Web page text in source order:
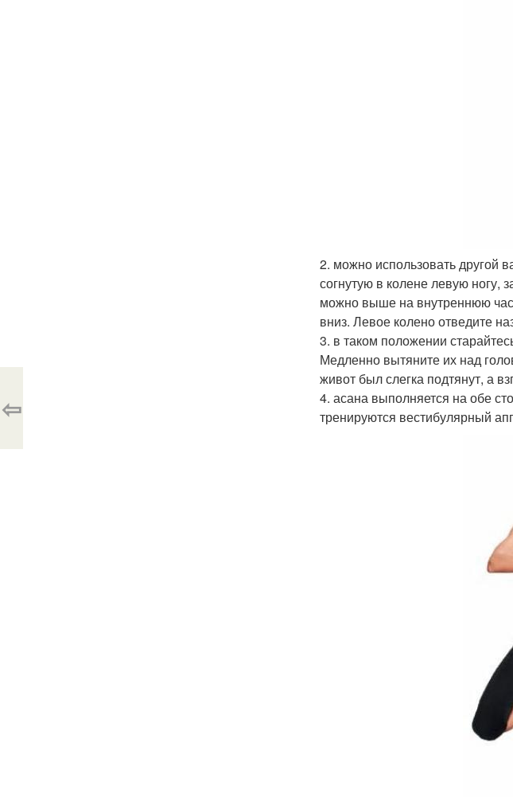
2. можно использовать другой
согнутую в колене левую ногу,
можно выше на внутреннюю
вниз. Левое колено отведите
3. в таком положении
Медленно вытяните их над
живот был слегка подтянут, а
4. асана выполняется на обе
тренируются вестибулярный
⇦